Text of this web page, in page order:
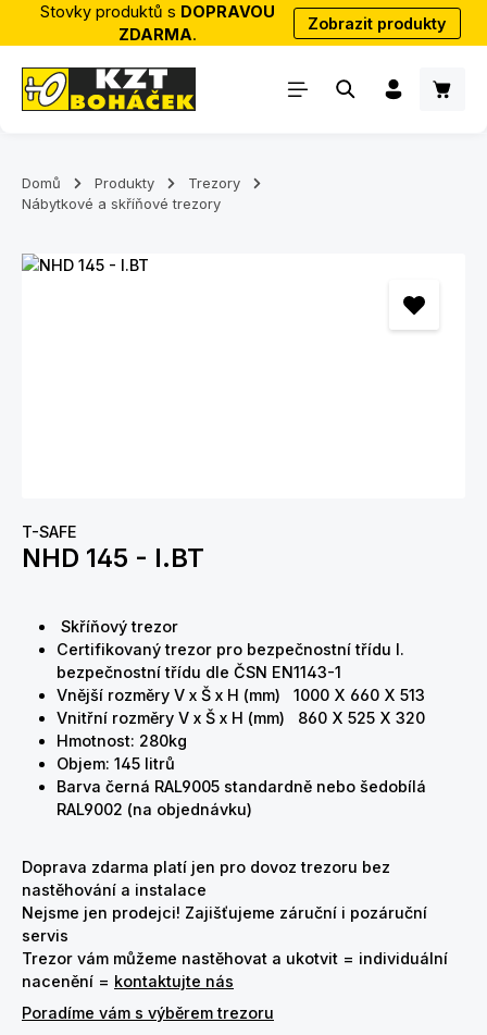
Přejít na hlavní obsah
Stovky produktů s DOPRAVOU
ZDARMA.
Zobrazit produkty
Domů Produkty
Trezory
Nábytkové a skříňové trezory
Přeskočit galerii obrázků
T-SAFE
NHD 145 - I.BT
Skříňový trezor
Certifikovaný trezor pro bezpečnostní třídu I.
bezpečnostní třídu dle ČSN EN1143-1
Vnější rozměry V x Š x H (mm) 1000 X 660 X 513
Vnitřní rozměry V x Š x H (mm) 860 X 525 X 320
Hmotnost: 280kg
Objem: 145 litrů
Barva černá RAL9005 standardně nebo šedobílá
RAL9002 (na objednávku)
Doprava zdarma platí jen pro dovoz trezoru bez
nastěhování a instalace
Nejsme jen prodejci! Zajišťujeme záruční i pozáruční
servis
Trezor vám můžeme nastěhovat a ukotvit = individuální
nacenění = kontaktujte nás
Poradíme vám s výběrem trezoru